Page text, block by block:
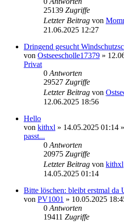
25139 Zugriffe
Letzter Beitrag von
21.06.2025 12:27
Dringend gesucht
von Ostseescholle17379 »
Privat
0 Antworten
29527 Zugriffe
Letzter Beitrag von
12.06.2025 18:56
Hello
von kithxl » 14.05.2025 01:14
passt...
0 Antworten
20975 Zugriffe
Letzter Beitrag von kithxl
14.05.2025 01:14
Bitte löschen: bleibt erstmal da
von PV1001 » 10.05.2025
0 Antworten
19411 Zugriffe